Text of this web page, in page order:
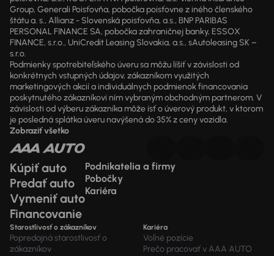
Group, Generali Poisťovňa, pobočka poisťovne z iného členského
štátu a. s., Allianz - Slovenská poisťovňa, a.s., BNP PARIBAS
PERSONAL FINANCE SA, pobočka zahraničnej banky, ESSOX
FINANCE, s.r.o., UniCredit Leasing Slovakia, a.s., sAutoleasing SK –
s.r.o.
Podmienky spotrebiteľského úveru sa môžu líšiť v závislosti od
konkrétnych vstupných údajov, zákazníkom využitých
marketingových akcií a individuálnych podmienok financovania
poskytnutého zákazníkovi ním vybraným obchodným partnerom. V
závislosti od výberu zákazníka môže ísť o úverový produkt, v ktorom
je posledná splátka úveru navýšená do 35% z ceny vozidla.
Zobraziť všetko
Kúpiť auto
Predať auto
Vymeniť auto
Financovanie
Podnikatelia a firmy
Pobočky
Kariéra
Starostlivosť o zákazníkov
Popredajná starostlivosť o
zákazníkov
Kariéra
Voľné pozície
Prečo pracovať v AAA AUTO